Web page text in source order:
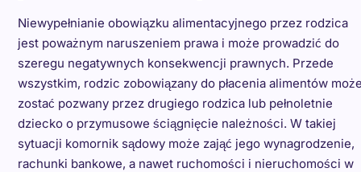
Niewypełnianie obowiązku alimentacyjnego przez rodzica
jest poważnym naruszeniem prawa i może prowadzić do
szeregu negatywnych konsekwencji prawnych. Przede
wszystkim, rodzic zobowiązany do płacenia alimentów
zostać pozwany przez drugiego rodzica lub pełnoletnie
dziecko o przymusowe ściągnięcie należności. W takiej
sytuacji komornik sądowy może zająć jego wynagrodzenie,
rachunki bankowe, a nawet ruchomości i nieruchomości w